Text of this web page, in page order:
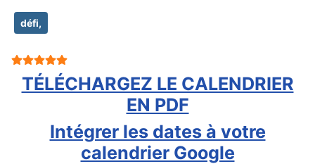
défi,
Vote utilisateur:
TÉLÉCHARGEZ LE CALENDRIER
EN PDF
Intégrer les dates à votre
calendrier Google